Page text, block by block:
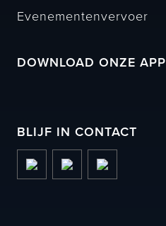
Evenementenvervoer
DOWNLOAD ONZE APP
BLIJF IN CONTACT